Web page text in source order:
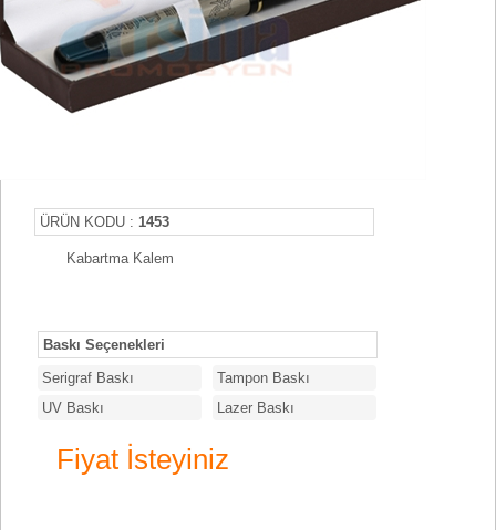
ÜRÜN KODU : 1453
Kabartma Kalem
Baskı Seçenekleri
Serigraf Baskı
Tampon Baskı
UV Baskı
Lazer Baskı
Fiyat İsteyiniz